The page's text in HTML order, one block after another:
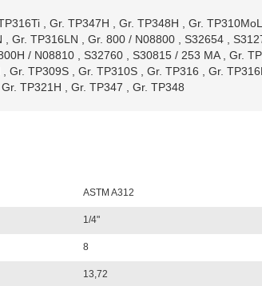
, Gr. TP347H Gr. TP348H Gr.
Gr. TP316LN Gr. 800 / N08800, S32654,
/ N08810, S32760, S30815 / 253 MA, Gr.
Gr. TP309S, Gr. TP310S, Gr. TP316 Gr. TP316L
Gr. TP321H Gr. TP347 Gr. TP348
ASTM A312
1/4"
8
13,72